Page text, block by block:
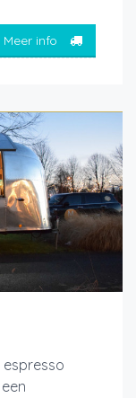
Meer info
espresso